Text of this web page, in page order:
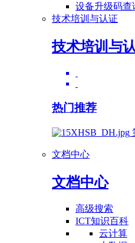
设备升级码查
技术培训与认证
技术培训与
热门推荐
文档中心
文档中心
高级搜索
ICT知识百科
云计算